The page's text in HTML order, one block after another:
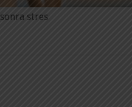
sonra stres